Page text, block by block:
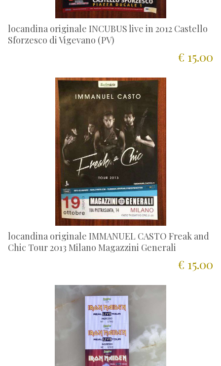
locandina originale INCUBUS live in 2012 Castello
Sforzesco di Vigevano (PV)
€ 15.00
locandina originale IMMANUEL CASTO Freak and
Chic Tour 2013 Milano Magazzini Generali
€ 15.00